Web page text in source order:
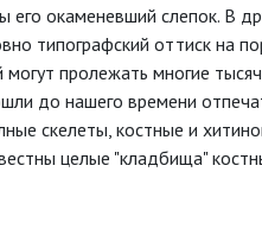
его окаменевший слепок. В
типографский оттиск на
пролежать многие
до нашего времени
скелеты, костные и
целые "кладбища"